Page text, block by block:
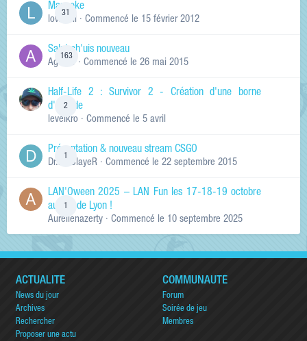
31
Manneke
lowskill · Commencé le 15 février 2012
163
Salut ch'uis nouveau
Ag0Nie · Commencé le 26 mai 2015
2
Half-Life 2 : Survivor 2 - Création d'une borne
d'arcade
levelkro · Commencé le 5 avril
Présentation & nouveau stream CSGO
Dr.KinSlayeR · Commencé le 22 septembre 2015
LAN'Oween 2025 – LAN Fun les 17-18-19 octobre
au sud de Lyon !
Aurelienazerty · Commencé le 10 septembre 2025
ACTUALITÉ
News du jour
Archives
Rechercher
Proposer une actu
COMMUNAUTÉ
Forum
Soirée de jeu
Membres